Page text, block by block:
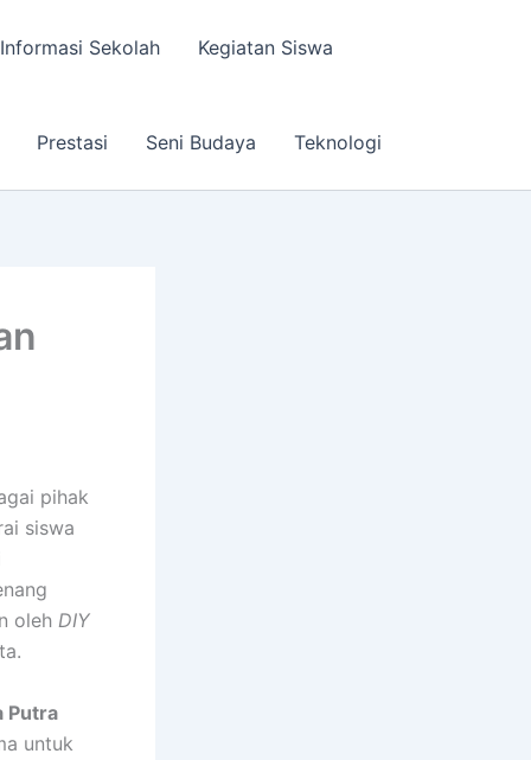
Informasi Sekolah Kegiatan Siswa
Prestasi Seni Budaya Teknologi
pihak
siswa
oleh DIY
Putra
untuk